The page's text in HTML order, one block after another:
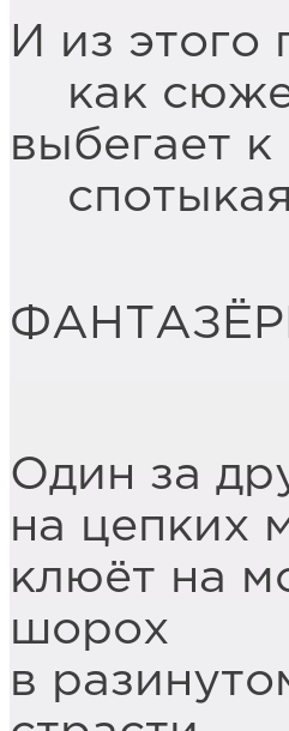
И из этого
как
выбегает
Один за
на цепких
клюёт на
шорох
в